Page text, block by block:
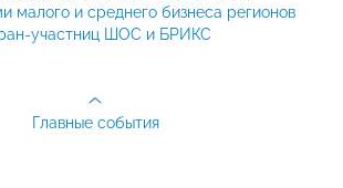
малого и среднего бизнеса регионов
участниц ШОС и БРИКС
Главные события